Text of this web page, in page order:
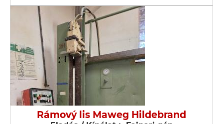
Rámový lis Maweg Hildebrand